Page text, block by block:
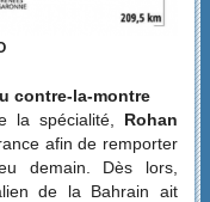
contre-la-montre
la spécialité, Rohan
afin de remporter
demain. Dès lors,
de la Bahrain ait